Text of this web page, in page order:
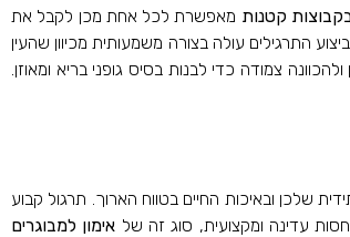
בקבוצות קטנות מאפשרת לכל אחת מכן לקבל את
התרגילים עולה בצורה משמעותית מכיוון שהעין
צמודה כדי לבנות בסיס גופני בריא ומאוזן.
שלכן ובאיכות החיים בטווח הארוך. תרגול קבוע
עדינה ומקצועית, סוג זה של אימון למבוגרים